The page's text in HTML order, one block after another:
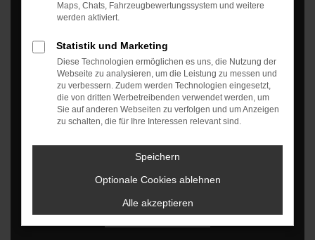
Es wird versucht, Inhalte vonreseller.eln.dezu
laden. Dabei können Daten an Dritte
einverstanden sind, klicken Sie bitte auf
Bestätigen
Maps, Chats, Fahrzeugbewertungssystem und weitere
werden aktiviert.
Statistik und Marketing
Diese Technologien ermöglichen es uns, die Nutzung der
Webseite zu analysieren, um die Leistung zu messen und
zu verbessern. Zudem werden Technologien eingesetzt,
die von dritten Werbetreibenden verwendet werden, um
Sie auf anderen Webseiten zu verfolgen und um Anzeigen
zu schalten, die für Ihre Interessen relevant sind.
Speichern
Optionale Cookies ablehnen
Alle akzeptieren